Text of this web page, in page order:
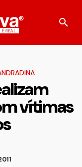
vítimas